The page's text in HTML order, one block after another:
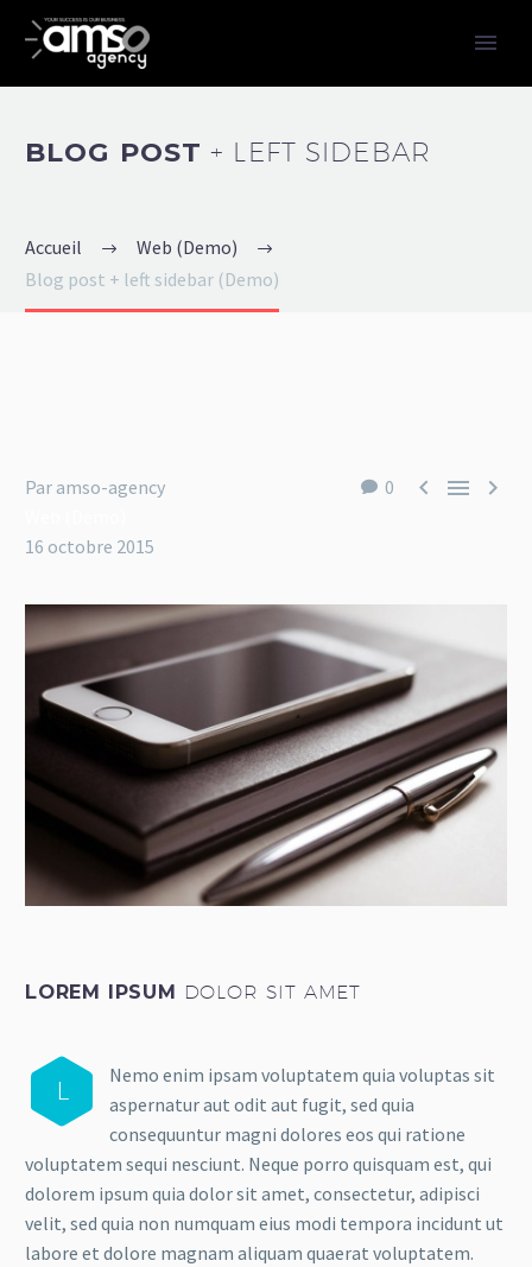
BLOG POST+ LEFT SIDEBAR
Accueil
Web (Demo)
Blog post + left sidebar (Demo)
0   
Par amso-agency
16 octobre 2015
LOREM IPSUM DOLOR SIT AMET
L
Nemo enim ipsam voluptatem quia voluptas sit
aspernatur aut odit aut fugit, sed quia
consequuntur magni dolores eos qui ratione
voluptatem sequi nesciunt. Neque porro quisquam est, qui
dolorem ipsum quia dolor sit amet, consectetur, adipisci
velit, sed quia non numquam eius modi tempora incidunt ut
labore et dolore magnam aliquam quaerat voluptatem.